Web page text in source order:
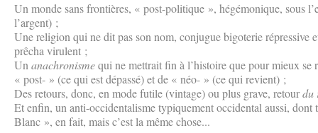
Un monde sans frontières, « post-politique », hégémonique, sous
l’argent) ;
Une religion qui ne dit pas son nom, conjugue bigoterie répressive
prêcha virulent ;
Un anachronismequi ne mettrait fin à l’histoire que pour mieux se
« post- » (ce qui est dépassé) et de « néo- » (ce qui revient) ;
Des retours, donc, en mode futile (vintage) ou plus grave, retourdu
Et enfin, un anti-occidentalisme typiquement occidental aussi,
Blanc », en fait, mais c’est la même chose...